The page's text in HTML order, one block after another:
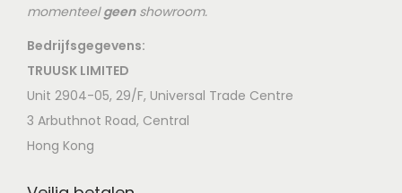
momenteelgeenshowroom.
Bedrijfsgegevens:
TRUUSK LIMITED
Unit 2904-05, 29/F, Universal Trade Centre
3 Arbuthnot Road, Central
Hong Kong